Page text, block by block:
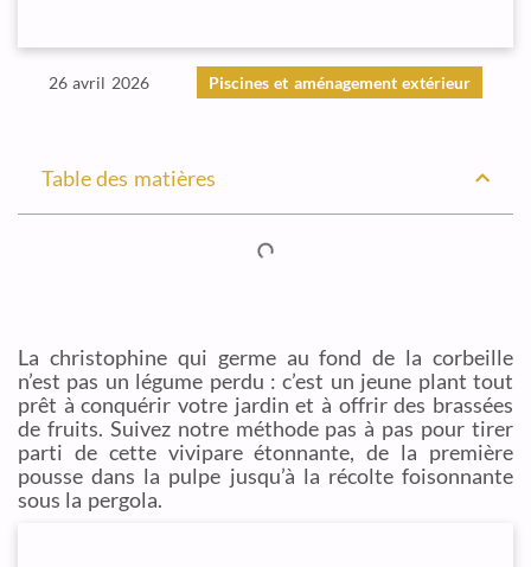
26 avril 2026 Piscines et aménagement extérieur
Table des matières
La christophine qui germe au fond de la corbeille
n’est pas un légume perdu : c’est un jeune plant tout
prêt à conquérir votre jardin et à offrir des brassées
de fruits. Suivez notre méthode pas à pas pour tirer
parti de cette vivipare étonnante, de la première
pousse dans la pulpe jusqu’à la récolte foisonnante
sous la pergola.